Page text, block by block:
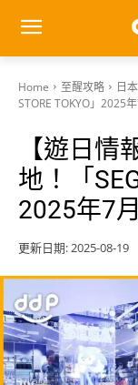
Home 至醒攻略 日本
STORE TOKYO」2025
【遊日情
地！「
2025年7
更新日期:2025-08-19